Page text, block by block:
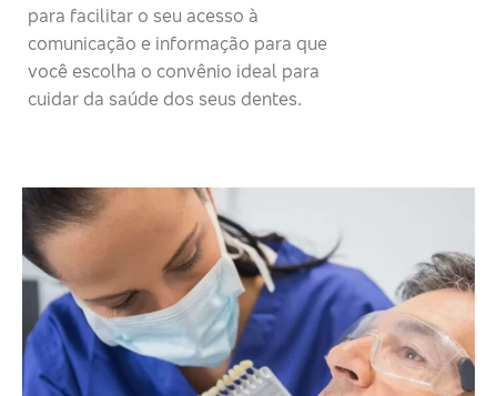
para facilitar o seu acesso à
comunicação e informação para que
você escolha o convênio ideal para
cuidar da saúde dos seus dentes.